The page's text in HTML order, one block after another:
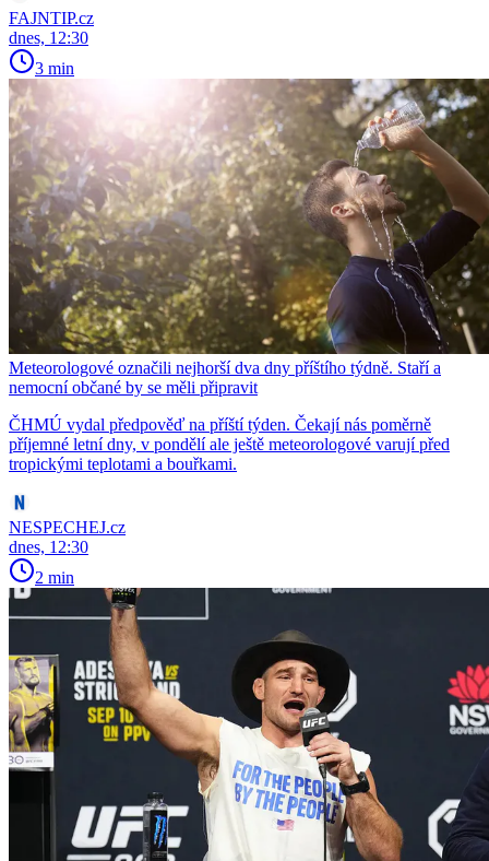
FAJNTIP.cz
dnes, 12:30
3 min
Meteorologové označili nejhorší dva dny příštího týdně. Staří a
nemocní občané by se měli připravit
ČHMÚ vydal předpověď na příští týden. Čekají nás poměrně
příjemné letní dny, v pondělí ale ještě meteorologové varují před
tropickými teplotami a bouřkami.
NESPECHEJ.cz
dnes, 12:30
2 min